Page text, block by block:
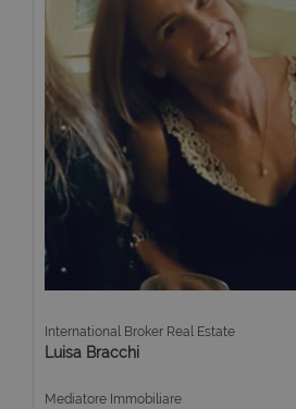
International Broker Real Estate
Luisa Bracchi
Mediatore Immobiliare